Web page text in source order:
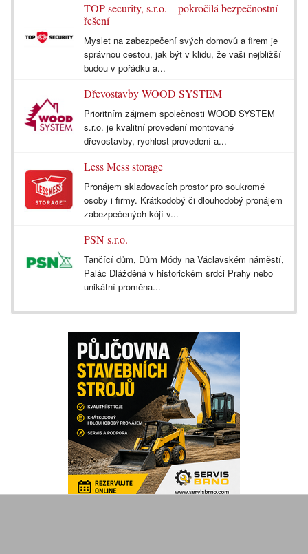
TOP security, s.r.o. – pokročilá bezpečnostní
řešení
Myslet na zabezpečení svých domovů a firem je
správnou cestou, jak být v klidu, že vaši nejbližší
budou v pořádku a...
Dřevostavby WOOD SYSTEM
Prioritním zájmem společnosti WOOD SYSTEM
s.r.o. je kvalitní provedení montované
dřevostavby, rychlost provedení a...
Less Mess storage
Pronájem skladovacích prostor pro soukromé
osoby i firmy. Krátkodobý či dlouhodobý pronájem
zabezpečených kójí v...
PSN s.r.o.
Tančící dům, Dům Módy na Václavském náměstí,
Palác Dlážděná v historickém srdci Prahy nebo
unikátní proměna...